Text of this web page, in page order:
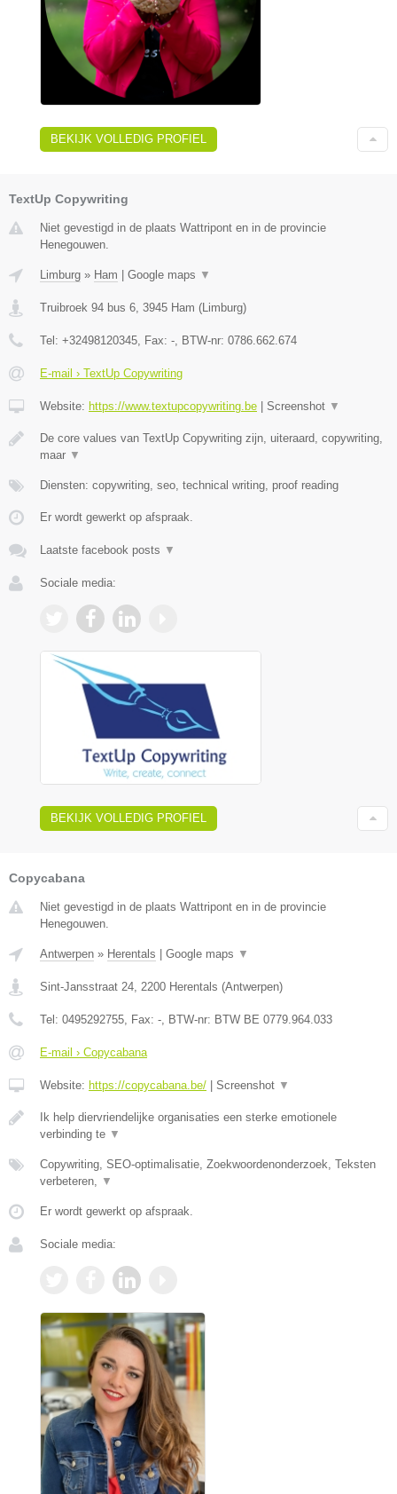
BEKIJK VOLLEDIG PROFIEL
TextUp Copywriting
Niet gevestigd in de plaats Wattripont en in de provincie
Henegouwen.
Limburg » Ham | Google maps ▼
Truibroek 94 bus 6 3945 Ham (Limburg)
Tel: +32498120345 , Fax: - , BTW-nr: 0786.662.674
E-mail › TextUp Copywriting
Website: https://www.textupcopywriting.be | Screenshot ▼
De core values van TextUp Copywriting zijn, uiteraard, copywriting,
maar ▼
Diensten: copywriting, seo, technical writing, proof reading
Er wordt gewerkt op afspraak.
Laatste facebook posts ▼
Sociale media:
BEKIJK VOLLEDIG PROFIEL
Copycabana
Niet gevestigd in de plaats Wattripont en in de provincie
Henegouwen.
Antwerpen » Herentals Google maps ▼
Sint-Jansstraat 24, 2200 Herentals (Antwerpen)
Tel: 0495292755, Fax: -, BTW-nr: BTW BE 0779.964.033
E-mail › Copycabana
Website: https://copycabana.be/ Screenshot ▼
Ik help diervriendelijke organisaties een sterke emotionele
verbinding te ▼
Copywriting, SEO-optimalisatie, Zoekwoordenonderzoek, Teksten
verbeteren, ▼
Er wordt gewerkt op afspraak.
Sociale media: